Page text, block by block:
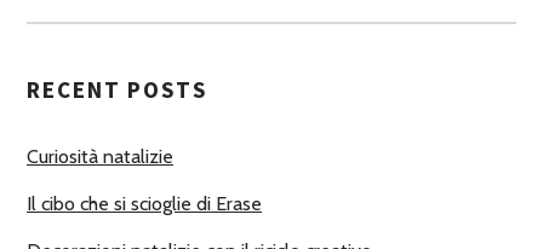
U
O
I
RECENT POSTS
Curiosità natalizie
Il cibo che si scioglie di Erase